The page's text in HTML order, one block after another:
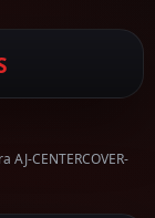
CENTERCOVER-